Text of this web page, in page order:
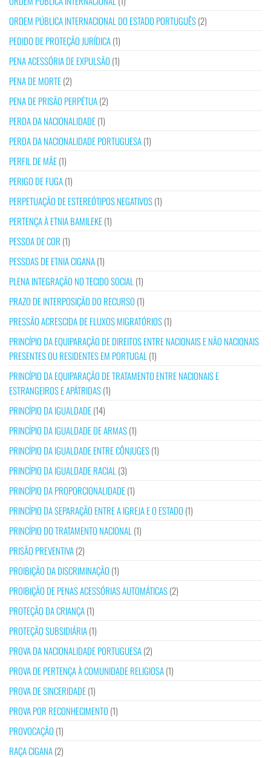
ORDEM PÚBLICA INTERNACIONAL DO ESTADO PORTUGUÊS(2)
PEDIDO DE PROTEÇÃO JURÍDICA(1)
PENA ACESSÓRIA DE EXPULSÃO (1)
PENA DE MORTE(2)
PENA DE PRISÃO PERPÉTUA(2)
PERDA DA NACIONALIDADE(1)
PERDA DA NACIONALIDADE PORTUGUESA(1)
PERFIL DE MÃE(1)
PERIGO DE FUGA(1)
PERPETUAÇÃO DE ESTEREÓTIPOS NEGATIVOS(1)
PERTENÇA À ETNIA BAMILEKE(1)
PESSOA DE COR (1)
PESSOAS DE ETNIA CIGANA(1)
PLENA INTEGRAÇÃO NO TECIDO SOCIAL(1)
PRAZO DE INTERPOSIÇÃO DO RECURSO (1)
PRESSÃO ACRESCIDA DE FLUXOS MIGRATÓRIOS(1)
PRINCÍPIO DA EQUIPARAÇÃO DE DIREITOS ENTRE NACIONAIS E NÃO NACIONAIS
PRESENTES OU RESIDENTES EM PORTUGAL(1)
PRINCÍPIO DA EQUIPARAÇÃO DE TRATAMENTO ENTRE NACIONAIS E
ESTRANGEIROS E APÁTRIDAS(1)
PRINCÍPIO DA IGUALDADE(14)
PRINCÍPIO DA IGUALDADE DE ARMAS(1)
PRINCÍPIO DA IGUALDADE ENTRE CÔNJUGES(1)
PRINCÍPIO DA IGUALDADE RACIAL(3)
PRINCÍPIO DA PROPORCIONALIDADE(1)
PRINCÍPIO DA SEPARAÇÃO ENTRE A IGREJA E O ESTADO (1)
PRINCÍPIO DO TRATAMENTO NACIONAL(1)
PRISÃO PREVENTIVA(2)
PROIBIÇÃO DA DISCRIMINAÇÃO (1)
PROIBIÇÃO DE PENAS ACESSÓRIAS AUTOMÁTICAS(2)
PROTEÇÃO DA CRIANÇA(1)
PROTEÇÃO SUBSIDIÁRIA(1)
PROVA DA NACIONALIDADE PORTUGUESA(2)
PROVA DE PERTENÇA À COMUNIDADE RELIGIOSA(1)
PROVA DE SINCERIDADE(1)
PROVA POR RECONHECIMENTO (1)
PROVOCAÇÃO (1)
RAÇA CIGANA(2)